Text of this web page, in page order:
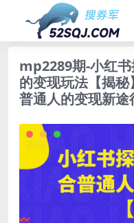
mp2289期-小红
的变现玩法【揭
普通人的变现新途